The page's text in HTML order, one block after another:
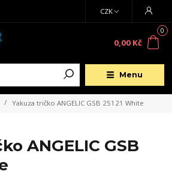
Menu
CZK
0
0,00 Kč
Yakuza tričko ANGELIC GSB 25121 White
ANGELIC GSB